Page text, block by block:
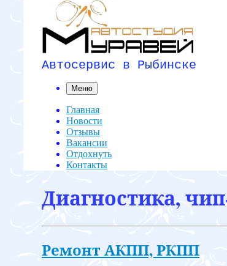
Автосервис в Рыбинске
Меню
Главная
Новости
Отзывы
Вакансии
Отдохнуть
Контакты
Диагностика,
Ремонт АКПП, РКПП